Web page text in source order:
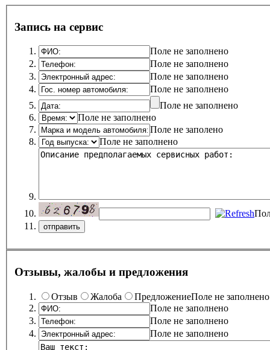
Запись на сервис
Поле не заполнено
Поле не заполнено
Поле не заполнено
Поле не заполнено
Поле не заполнено
Поле не заполнено
Поле не заполено
Поле не заполнено
Отзывы, жалобы и предложения
Отзыв Жалоба ПредложениеПоле не заполнено
Поле не заполнено
Поле не заполнено
Поле не заполнено